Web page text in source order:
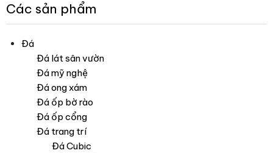
Các sản phẩm
Đá
Đá lát sân vườn
Đá mỹ nghệ
Đá ong xám
Đá ốp bờ rào
Đá ốp cổng
Đá trang trí
Đá Cubic